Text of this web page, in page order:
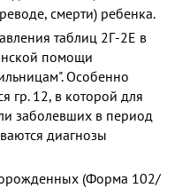
смерти) ребенка.
таблиц 2Г-2Е в
помощи
Особенно
гр. 12, в которой для
заболевших в период
диагнозы
(Форма 102/